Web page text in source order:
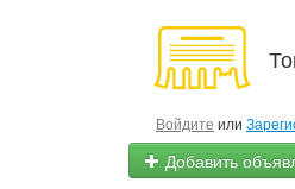
Войдите или
Добавить